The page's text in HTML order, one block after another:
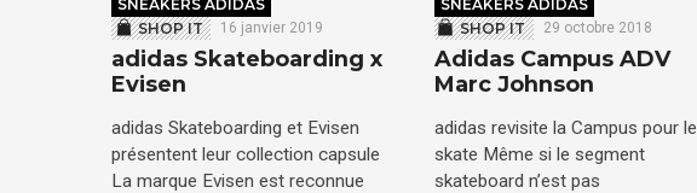
SNEAKERS ADIDAS
SHOP IT
16 janvier 2019
adidas Skateboarding x
Evisen
adidas Skateboarding et Evisen
présentent leur collection capsule
La marque Evisen est reconnue
SNEAKERS ADIDAS
SHOP IT
29 octobre 2018
Adidas Campus ADV
Marc Johnson
adidas revisite la Campus pour le
skate Même si le segment
skateboard n’est pas